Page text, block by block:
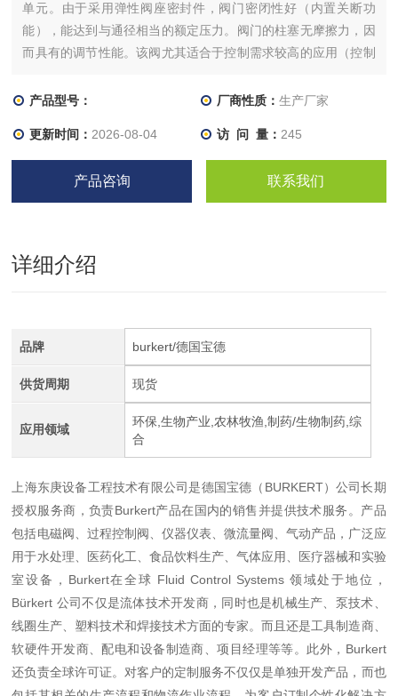
单元。由于采用弹性阀座密封件，阀门密闭性好（内置关断功
能），能达到与通径相当的额定压力。阀门的柱塞无摩擦力，因
而具有的调节性能。该阀尤其适合于控制需求较高的应用（控制
产品型号：
厂商性质： 生产厂家
更新时间： 2026-08-04 访 问 量： 245
产品咨询 联系我们
详细介绍
品牌 burkert/德国宝德
供货周期 现货
应用领域
环保,生物产业,农林牧渔,制药/生物制药,综
合
上海东庚设备工程技术有限公司是德国宝德（BURKERT）公司长期
授权服务商，负责Burkert产品在国内的销售并提供技术服务。产品
包括电磁阀、过程控制阀、仪器仪表、微流量阀、气动产品，广泛应
用于水处理、医药化工、食品饮料生产、气体应用、医疗器械和实验
室设备，Burkert在全球 Fluid Control Systems 领域处于地位，
Bürkert 公司不仅是流体技术开发商，同时也是机械生产、泵技术、
线圈生产、塑料技术和焊接技术方面的专家。而且还是工具制造商、
软硬件开发商、配电和设备制造商、项目经理等等。此外，Burkert
还负责全球许可证。对客户的定制服务不仅仅是单独开发产品，而也